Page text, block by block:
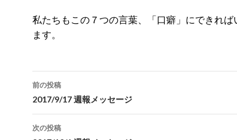
私たちもこの７つの言葉、「口癖」にできれば
ます。
投
稿
ナ
前の投稿
2017/9/17 週報メッセージ
次の投稿